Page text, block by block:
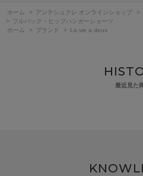
ホーム > アンテシュクレ オンラインショップ >
>
フルバック・ヒップハンガーショーツ
ホーム
> ブランド > La vie a deux
最近見た